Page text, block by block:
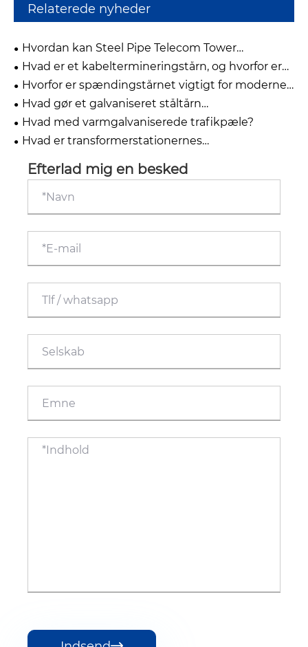
Relaterede nyheder
Hvordan kan Steel Pipe Telecom Tower
transformere moderne
kommunikationsinfrastruktur?
Hvad er et kabeltermineringstårn, og hvorfor er
det kritisk for moderne strømsystemer?
Hvorfor er spændingstårnet vigtigt for moderne
krafttransmissionssystemer?
Hvad gør et galvaniseret ståltårn
"vejrbestandigt"?
Hvad med varmgalvaniserede trafikpæle?
Hvad er transformerstationernes
Efterlad mig en besked